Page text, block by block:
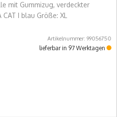
mit Gummizug, verdeckter
I blau Größe: XL
Artikelnummer: 99056750
lieferbar in 97 Werktagen